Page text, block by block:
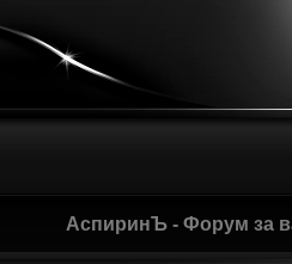
АспиринЪ - Форум за